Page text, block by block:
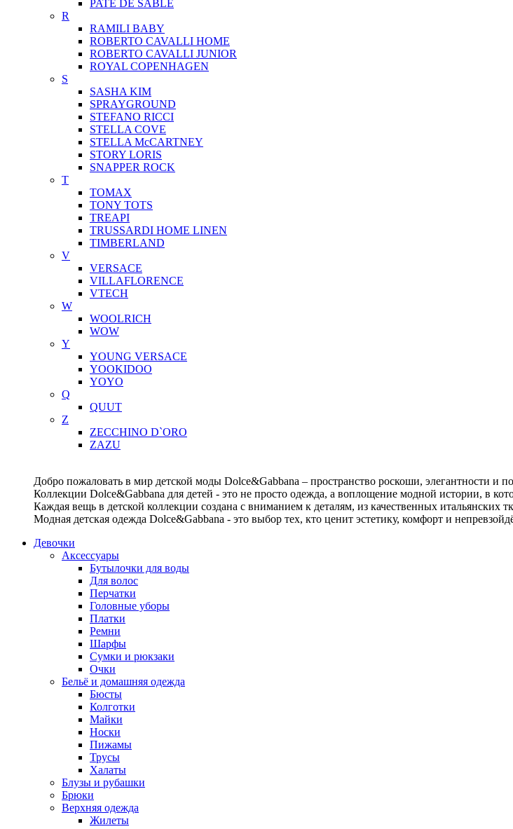
PATE DE SABLE
R
RAMILI BABY
ROBERTO CAVALLI HOME
ROBERTO CAVALLI JUNIOR
ROYAL COPENHAGEN
S
SASHA KIM
SPRAYGROUND
STEFANO RICCI
STELLA COVE
STELLA McCARTNEY
STORY LORIS
SNAPPER ROCK
T
TOMAX
TONY TOTS
TREAPI
TRUSSARDI HOME LINEN
TIMBERLAND
V
VERSACE
VILLAFLORENCE
VTECH
W
WOOLRICH
WOW
Y
YOUNG VERSACE
YOOKIDOO
YOYO
Q
QUUT
Z
ZECCHINO D`ORO
ZAZU
Добро пожаловать в мир детской моды Dolce&Gabbana – пространство роскоши, элегантности и
Коллекции Dolce&Gabbana для детей - это не просто одежда, а воплощение модной истории, в
Каждая вещь в детской коллекции создана с вниманием к деталям, из качественных
Модная детская одежда Dolce&Gabbana - это выбор тех, кто ценит эстетику, комфорт и
Девочки
Аксессуары
Бутылочки для воды
Для волос
Перчатки
Головные уборы
Платки
Ремни
Шарфы
Сумки и рюкзаки
Очки
Бельё и домашняя одежда
Бюсты
Колготки
Майки
Носки
Пижамы
Трусы
Халаты
Блузы и рубашки
Брюки
Верхняя одежда
Жилеты